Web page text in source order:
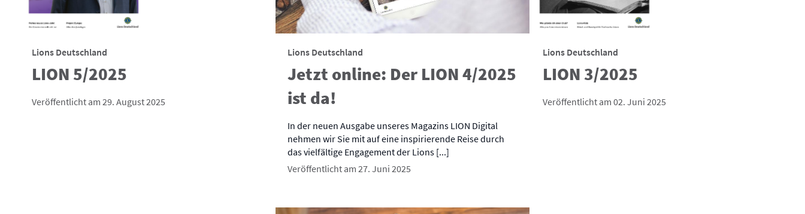
Lions Deutschland
LION 5/2025
Veröffentlicht am 29. August 2025
Lions Deutschland
Jetzt online: Der LION 4/2025
ist da!
In der neuen Ausgabe unseres Magazins LION Digital
nehmen wir Sie mit auf eine inspirierende Reise durch
das vielfältige Engagement der Lions [...]
Veröffentlicht am 27. Juni 2025
Lions Deutschland
LION 3/2025
Veröffentlicht am 02. Juni 2025